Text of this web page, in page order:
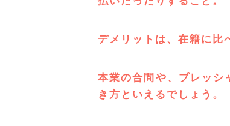
デメリットは、在籍に比
本業の合間や、プレッシ
き方といえるでしょう。